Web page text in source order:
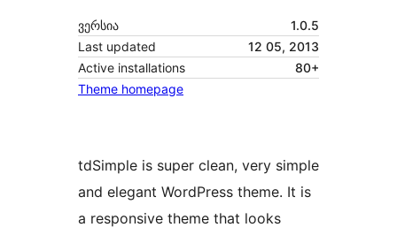
ვერსია
1.0.5
Last updated
12 05, 2013
Active installations
80+
Theme homepage
tdSimple is super clean, very simple
and elegant WordPress theme. It is
a responsive theme that looks